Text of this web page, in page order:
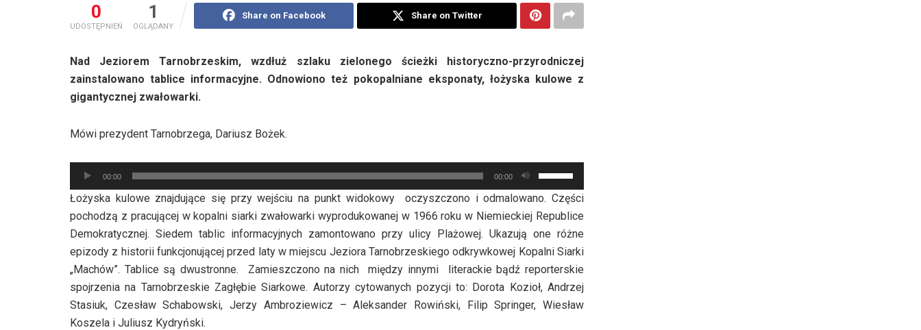
0
UDOSTĘPNIEŃ
1
OGLĄDANY
Share on Facebook Share on Twitter
Nad Jeziorem Tarnobrzeskim, wzdłuż szlaku zielonego ścieżki historyczno-przyrodniczej
zainstalowano tablice informacyjne. Odnowiono też pokopalniane eksponaty, łożyska kulowe z
gigantycznej zwałowarki.
Mówi prezydent Tarnobrzega, Dariusz Bożek.
Odtwarzacz
plików
dźwiękowych
00:00 00:00
strzałek
do
góry
oraz
do
dołu
aby
zwiększyć
Łożyska kulowe znajdujące się przy wejściu na punkt widokowy oczyszczono i odmalowano. Części
pochodzą z pracującej w kopalni siarki zwałowarki wyprodukowanej w 1966 roku w Niemieckiej Republice
Demokratycznej. Siedem tablic informacyjnych zamontowano przy ulicy Plażowej. Ukazują one różne
epizody z historii funkcjonującej przed laty w miejscu Jeziora Tarnobrzeskiego odkrywkowej Kopalni Siarki
„Machów”. Tablice są dwustronne. Zamieszczono na nich między innymi literackie bądź reporterskie
spojrzenia na Tarnobrzeskie Zagłębie Siarkowe. Autorzy cytowanych pozycji to: Dorota Kozioł, Andrzej
Stasiuk, Czesław Schabowski, Jerzy Ambroziewicz – Aleksander Rowiński, Filip Springer, Wiesław
Koszela i Juliusz Kydryński.